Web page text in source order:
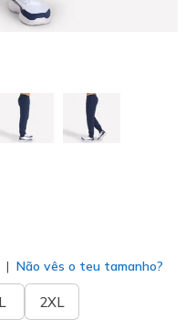
Não vês o teu tamanho?
2XL